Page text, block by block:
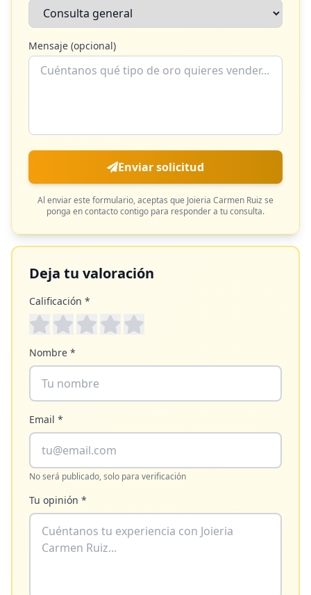
Mensaje (opcional)
Enviar solicitud
Al enviar este formulario, aceptas que Joieria Carmen Ruiz se
ponga en contacto contigo para responder a tu consulta.
Deja tu valoración
Calificación *
Nombre *
Email *
No será publicado, solo para verificación
Tu opinión *